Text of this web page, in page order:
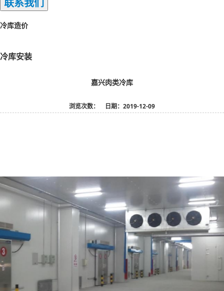
联系我们
冷库造价
冷库安装
嘉兴肉类冷库
浏览次数： 日期：2019-12-09